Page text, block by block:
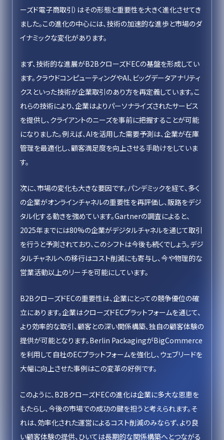
ーズド電子商取引）はその形態と重要性を大きく進化させてき
ました。この進化の中心には、技術の加速的な進歩と市場のダ
イナミックな変化があります。
まず、技術的な進展がB2BクローズドECの基盤を形成してい
ます。クラウドコンピューティングやAI、ビッグデータアナリティ
クスといった技術が企業取引のあり方を再定義しています。こ
れらの技術により、企業はよりパーソナライズされたサービス
を提供し、クライアントのニーズを事前に把握することが可能
になりました。例えば、AIを活用した需要予測は、企業が在庫
管理を最適化し、顧客満足度を向上させる手助けをしていま
す。
次に、市場の変化も大きな要因です。パンデミックを経て、多く
の企業がオンラインチャネルの重要性を再評価し、販路をデジ
タル化する動きを強めています。Gartnerの調査によると、
2025年までには80%の企業がデジタルチャネルを通じて取引
を行うと予測されており、このシフトは今後も続くでしょう。デジ
タルチャネルへの移行はコスト削減にも寄与し、今や物理的な
営業活動以上のリーチを可能にしています。
B2BクローズドECの重要性は、企業にとっての競争優位の確
立にあります。企業はクローズドECプラットフォームを通じて、
より効率的な取引、顧客との深い関係構築、独自の顧客体験の
提供が可能となります。Berlin PackagingがBigCommerce
を利用して自社のECプラットフォームを強化し、ウェブリードを
大幅に向上させた事例はこの変革の好例です。
このように、B2BクローズドECの進化は企業に多大な恩恵を
もたらし、今後の市場での成功の鍵を担うと考えられます。そ
れは、効率化された運営によるコスト削減のみならず、より良
い顧客体験の提供、ひいては長期的な関係構築へとつながる